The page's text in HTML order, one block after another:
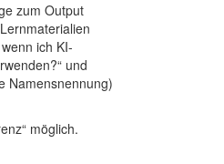
zum Output
ich KI-
und
Namensnennung)
möglich.